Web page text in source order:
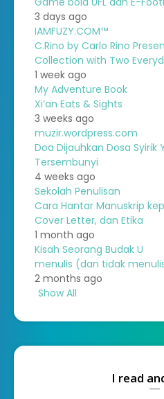
3 days ago
IAMFUZY.COM™
C.Rino by Carlo Rino
Collection with Two
1 week ago
My Adventure Book
Xi’an Eats & Sights
3 weeks ago
muzir.wordpress.com
Doa Dijauhkan Dosa Syirik
Tersembunyi
4 weeks ago
Sekolah Penulisan
Cara Hantar Manuskrip
Cover Letter, dan Etika
1 month ago
Kisah Seorang Budak U
menulis (dan tidak
2 months ago
Show All
I read